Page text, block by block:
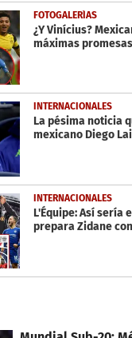
FOTOGALERÍAS
¿Y Vinícius?
máximas
INTERNACIONALES
La pésima noticia
mexicano Diego
INTERNACIONALES
L'Équipe: Así sería
prepara Zidane